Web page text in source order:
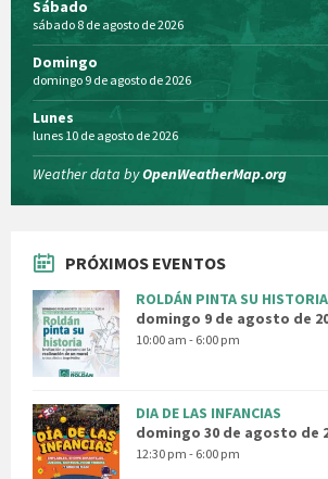
Sábado
sábado 8 de agosto de 2026
Domingo
domingo 9 de agosto de 2026
Lunes
lunes 10 de agosto de 2026
Weather data byOpenWeatherMap.org
PRÓXIMOS EVENTOS
ROLDÁN PINTA SU HISTORIA
domingo 9 de agosto de
10:00 am - 6:00 pm
DIA DE LAS INFANCIAS
domingo 30 de agosto de
12:30 pm - 6:00 pm